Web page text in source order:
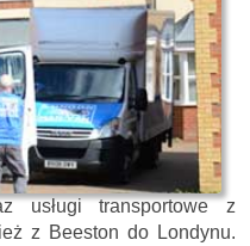
usługi transportowe z
z Beeston do Londynu.